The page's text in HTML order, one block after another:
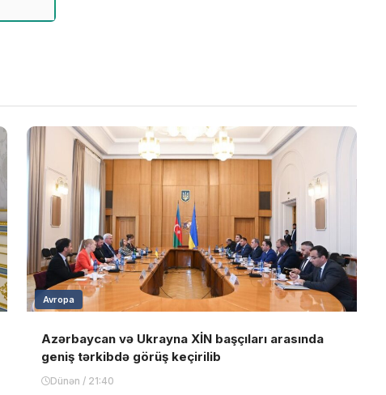
Avropa
Azərbaycan və Ukrayna XİN başçıları arasında
geniş tərkibdə görüş keçirilib
Dünən / 21:40